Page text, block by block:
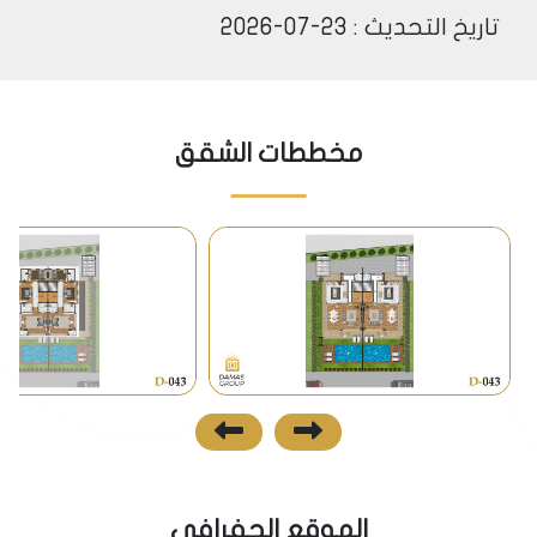
الخيارات الترفيهية والتسويقية.
مرمرة، وتوفر إطلالات بانورامية خلابة على البحر. استيقظ
كل يوم على صوت الأمواج وشاهد غروب الشمس الساحر
من شرفتك الخاصة.
موقع استراتيجي وسهولة الوصول:
نقل عام متكامل: يبعد المشروع مسافة عشر دقائق فقط
عن محطة المتروبوس التي تربط المنطقة بجميع مناطق
تاريخ التحديث : 23-07-2026
مخططات الشقق
الموقع الجفرافي